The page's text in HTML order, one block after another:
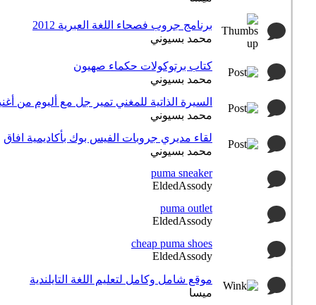
برنامج جروب فصحاء اللغة العبرية 2012
محمد بسيوني
كتاب برتوكولات حكماء صهيون
محمد بسيوني
السيرة الذاتية للمغني تمير جل مع ألبوم من
محمد بسيوني
لقاء مديري جروبات الفيس بوك بأكاديمية افاق
محمد بسيوني
puma sneaker
EldedAssody
puma outlet
EldedAssody
cheap puma shoes
EldedAssody
موقع شامل وكامل لتعليم اللغة التايلندية
ميسا